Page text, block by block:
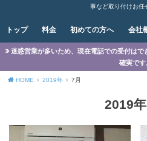
事など取り付けお任
トップ 料金 初めての方へ 会社
迷惑営業が多いため、現在電話での受付は
確実です
HOME 2019年 7月
2019年